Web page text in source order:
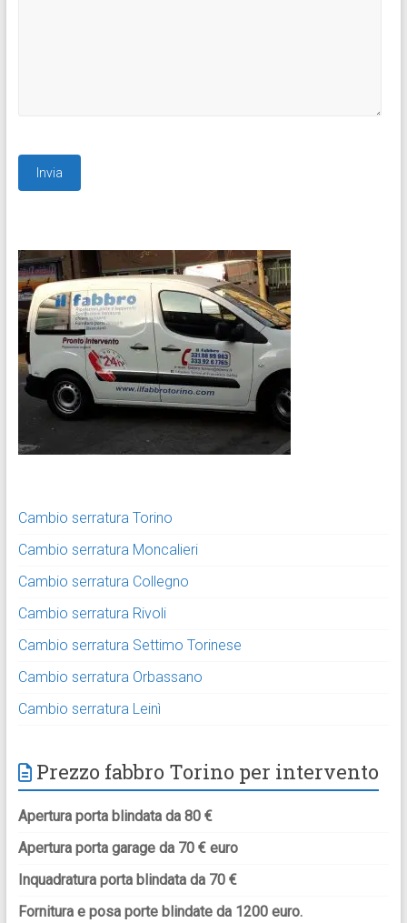
Cambio serratura Torino
Cambio serratura Moncalieri
Cambio serratura Collegno
Cambio serratura Rivoli
Cambio serratura Settimo Torinese
Cambio serratura Orbassano
Cambio serratura Leinì
Prezzo fabbro Torino per intervento
Apertura porta blindata da 80 €
Apertura porta garage da 70 € euro
Inquadratura porta blindata da 70 €
Fornitura e posa porte blindate da 1200 euro.